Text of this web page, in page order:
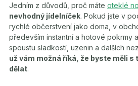
Jedním z důvodů, proč máte oteklé
nevhodný jídelníček. Pokud jste v
rychlé občerstvení jako doma, v
především instantní a hotové pokrmy
spoustu sladkostí, uzenin a dalších
už vám možná říká, že byste měli
dělat.